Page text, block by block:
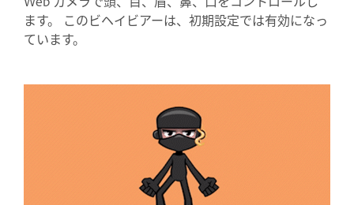
ます。 このビヘイビアーは、初期設定では有効になっ
ています。